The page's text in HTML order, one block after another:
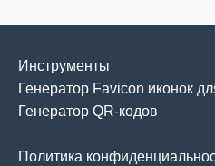
Инструменты
Генератор Favicon иконок
Генератор QR-кодов
Политика